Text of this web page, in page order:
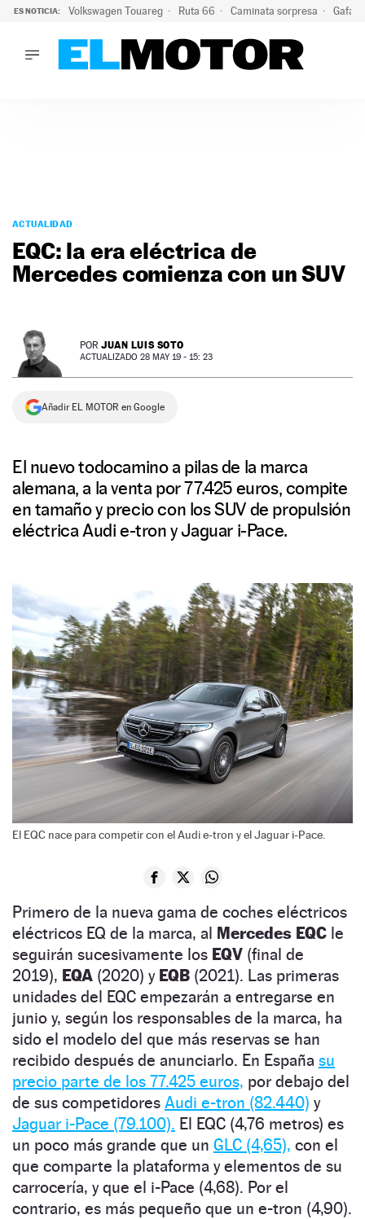
ES NOTICIA: Volkswagen Touareg Ruta 66 Caminata sorpresa Gafas
PODCAST
MOTOS
TECNOLOGÍA
PREMIOS
SERVICIOS
ACTUALIDAD
EQC: la era eléctrica de
Mercedes comienza con un SUV
POR JUAN LUIS SOTO
ACTUALIZADO 28 MAY 19 - 15: 23
Añadir EL MOTOR en Google
El nuevo todocamino a pilas de la marca
alemana, a la venta por 77.425 euros, compite
en tamaño y precio con los SUV de propulsión
eléctrica Audi e-tron y Jaguar i-Pace.
El EQC nace para competir con el Audi e-tron y el Jaguar i-Pace.
Primero de la nueva gama de coches eléctricos
eléctricos EQ de la marca, al Mercedes EQC le
seguirán sucesivamente los EQV (final de
2019), EQA (2020) y EQB (2021). Las primeras
unidades del EQC empezarán a entregarse en
junio y, según los responsables de la marca, ha
sido el modelo del que más reservas se han
recibido después de anunciarlo. En España su
precio parte de los 77.425 euros, por debajo del
de sus competidores Audi e-tron (82.440) y
Jaguar i-Pace (79.100). El EQC (4,76 metros) es
un poco más grande que un GLC (4,65), con el
que comparte la plataforma y elementos de su
carrocería, y que el i-Pace (4,68). Por el
contrario, es más pequeño que un e-tron (4,90).